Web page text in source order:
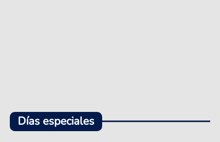
Días especiales